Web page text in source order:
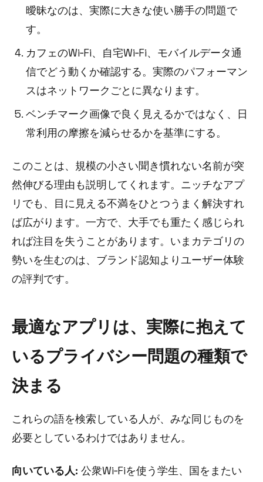
曖昧なのは、実際に大きな使い勝手の問題で
す。
カフェのWi‑Fi、自宅Wi‑Fi、モバイルデータ通
信でどう動くか確認する。実際のパフォーマン
スはネットワークごとに異なります。
ベンチマーク画像で良く見えるかではなく、日
常利用の摩擦を減らせるかを基準にする。
このことは、規模の小さい聞き慣れない名前が突
然伸びる理由も説明してくれます。ニッチなアプ
リでも、目に見える不満をひとつうまく解決すれ
ば広がります。一方で、大手でも重たく感じられ
れば注目を失うことがあります。いまカテゴリの
勢いを生むのは、ブランド認知よりユーザー体験
の評判です。
最適なアプリは、実際に抱えて
いるプライバシー問題の種類で
決まる
これらの語を検索している人が、みな同じものを
必要としているわけではありません。
向いている人: 公衆Wi‑Fiを使う学生、国をまたい